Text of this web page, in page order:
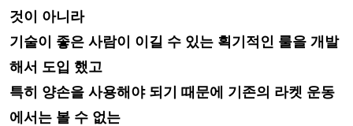
것이 아니라
기술이 좋은 사람이 이길 수 있는 획기적인 룰을 개발
해서 도입 했고
특히 양손을 사용해야 되기 때문에 기존의 라켓 운동
에서는 볼 수 없는